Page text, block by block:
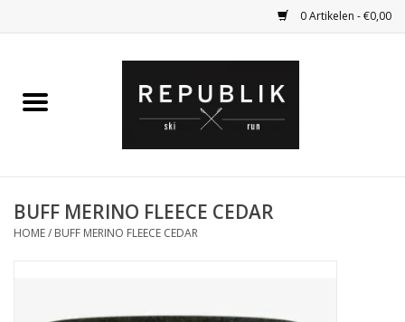
0 Artikelen - €0,00
Bagage
BUFF MERINO FLEECE CEDAR
HOME/ BUFF MERINO FLEECE CEDAR